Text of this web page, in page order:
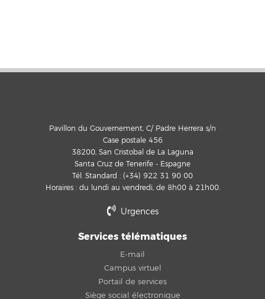
Pavillon du Gouvernement, C/ Padre Herrera s/n
Case postale 456
38200, San Cristobal de La Laguna
Santa Cruz de Tenerife - Espagne
Tél. Standard : (+34) 922 31 90 00
Horaires : du lundi au vendredi, de 8h00 à 21h00.
Urgences
Services télématiques
E-mail
Campus virtuel
Portail de services
Siège social électronique